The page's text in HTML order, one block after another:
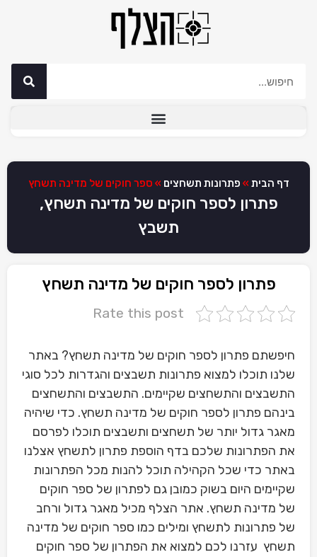
דף הבית » פתרונות תשחצים » ספר חוקים של מדינה תשחץ
פתרון לספר חוקים של מדינה תשחץ,
תשבץ
פתרון לספר חוקים של מדינה תשחץ
Rate this post
חיפשתם פתרון לספר חוקים של מדינה תשחץ? באתר
שלנו תוכלו למצוא פתרונות תשבצים והגדרות לכל סוגי
התשבצים והתשחצים שקיימים. התשבצים והתשחצים
בינהם פתרון לספר חוקים של מדינה תשחץ. כדי שיהיה
מאגר גדול יותר של תשחצים ותשבצים תוכלו לפרסם
את הפתרונות שלכם בדף הוספת פתרון לתשחץ אצלנו
באתר כדי שכל הקהילה תוכל להנות מכל הפתרונות
שקיימים היום בשוק כמובן גם לפתרון של ספר חוקים
של מדינה תשחץ. אתר הצלף מכיל מאגר גדול ורחב
של פתרונות לתשחץ ומילים כמו ספר חוקים של מדינה
תשחץ עזרנו לכם למצוא את הפתרון של ספר חוקים